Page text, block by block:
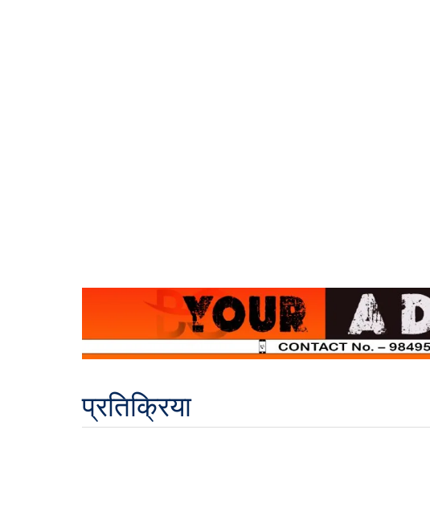
प्रतिक्रिया